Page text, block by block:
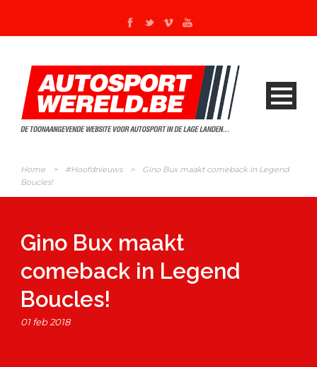
Home > #Hoofdnieuws >
Gino Bux maakt comeback in Legend
Boucles!
Gino Bux maakt
comeback in Legend
Boucles!
01 feb 2018